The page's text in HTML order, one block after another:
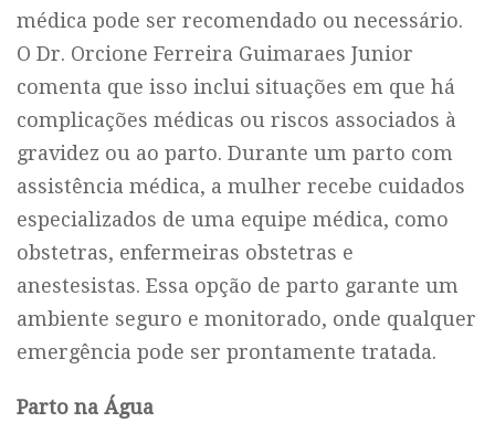
médica pode ser recomendado ou necessário.
O Dr. Orcione Ferreira Guimaraes Junior
comenta que isso inclui situações em que há
complicações médicas ou riscos associados à
gravidez ou ao parto. Durante um parto com
assistência médica, a mulher recebe cuidados
especializados de uma equipe médica, como
obstetras, enfermeiras obstetras e
anestesistas. Essa opção de parto garante um
ambiente seguro e monitorado, onde qualquer
emergência pode ser prontamente tratada.
Parto na Água